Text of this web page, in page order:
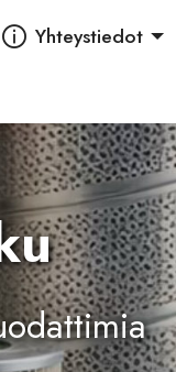
Yhteystiedot